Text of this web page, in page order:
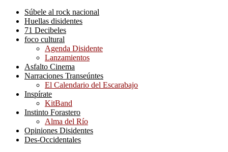
Súbele al rock nacional
Huellas disidentes
71 Decibeles
foco cultural
Agenda Disidente
Lanzamientos
Asfalto Cinema
Narraciones Transeúntes
El Calendario del Escarabajo
Inspírate
KitBand
Instinto Forastero
Alma del Río
Opiniones Disidentes
Des-Occidentales